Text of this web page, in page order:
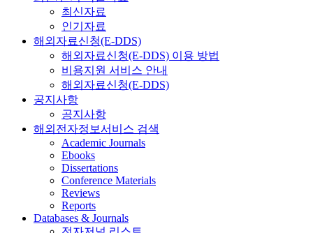
최신자료
인기자료
해외자료신청(E-DDS)
해외자료신청(E-DDS) 이용 방법
비용지원 서비스 안내
해외자료신청(E-DDS)
공지사항
공지사항
해외전자정보서비스 검색
Academic Journals
Ebooks
Dissertations
Conference Materials
Reviews
Reports
Databases & Journals